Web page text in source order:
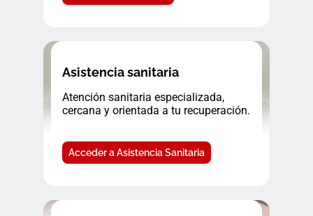
Asistencia sanitaria
Atención sanitaria especializada,
cercana y orientada a tu recuperación.
Acceder a Asistencia Sanitaria